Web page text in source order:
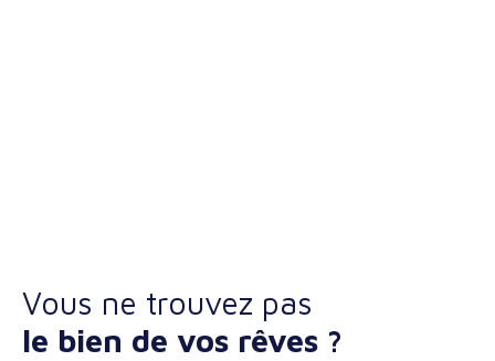
Vous ne trouvez pas
le bien de vos rêves ?